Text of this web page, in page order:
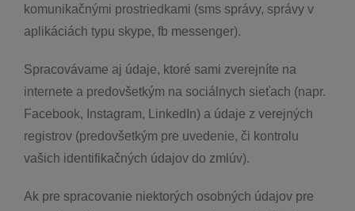
komunikačnými prostriedkami (sms správy, správy v
aplikáciách typu skype, fb messenger).
Spracovávame aj údaje, ktoré sami zverejníte na
internete a predovšetkým na sociálnych sieťach (napr.
Facebook, Instagram, LinkedIn) a údaje z verejných
registrov (predovšetkým pre uvedenie, či kontrolu
vašich identifikačných údajov do zmlúv).
Ak pre spracovanie niektorých osobných údajov pre